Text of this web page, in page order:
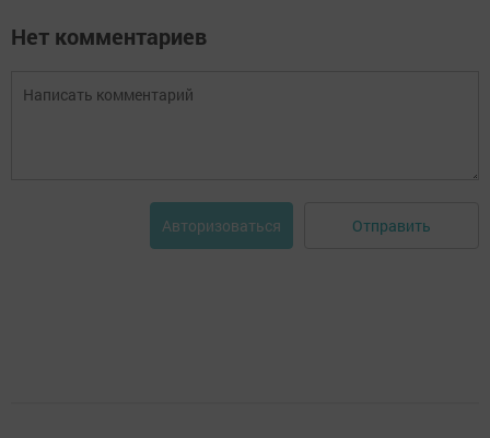
Нет комментариев
Авторизоваться Отправить